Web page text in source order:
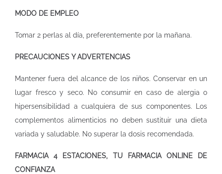
MODO DE EMPLEO
Tomar 2 perlas al día, preferentemente por la mañana.
PRECAUCIONES Y ADVERTENCIAS
Mantener fuera del alcance de los niños. Conservar en un
lugar fresco y seco. No consumir en caso de alergia o
hipersensibilidad a cualquiera de sus componentes. Los
complementos alimenticios no deben sustituir una dieta
variada y saludable. No superar la dosis recomendada.
FARMACIA 4 ESTACIONES, TU FARMACIA ONLINE DE
CONFIANZA